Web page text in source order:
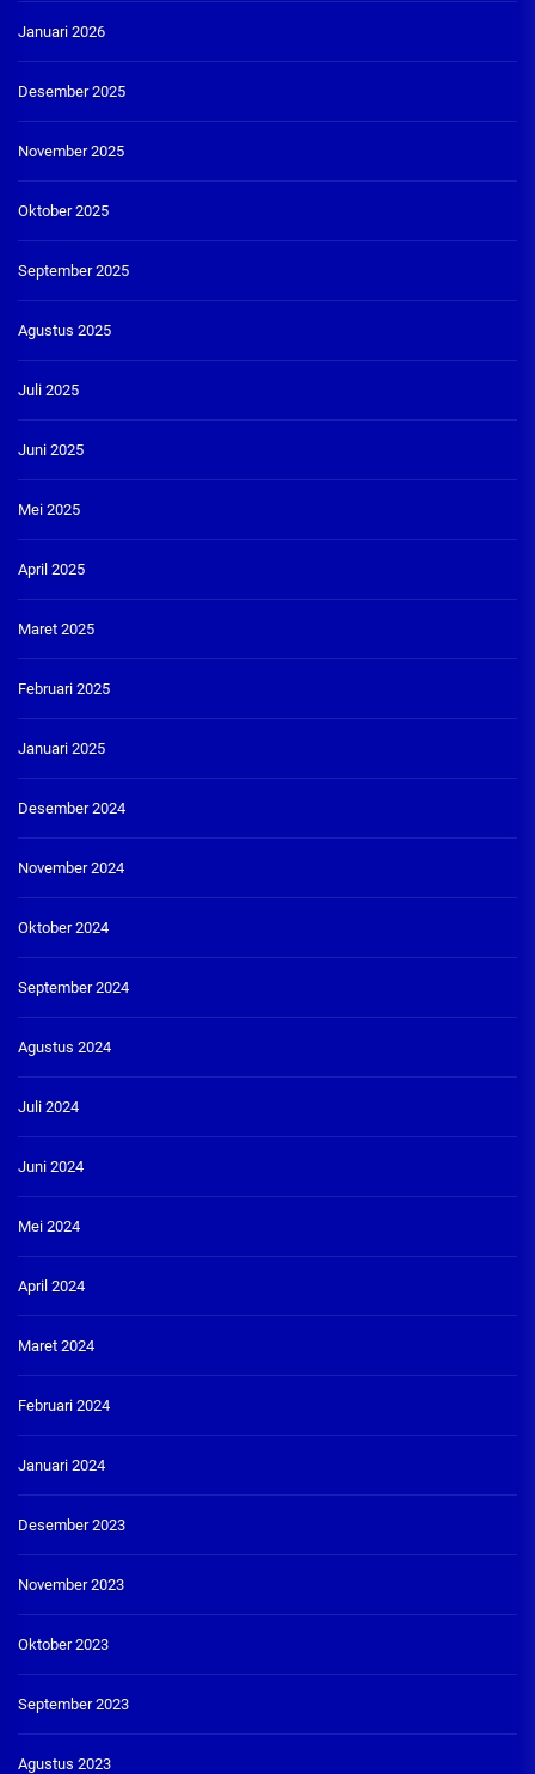
Januari 2026
Desember 2025
November 2025
Oktober 2025
September 2025
Agustus 2025
Juli 2025
Juni 2025
Mei 2025
April 2025
Maret 2025
Februari 2025
Januari 2025
Desember 2024
November 2024
Oktober 2024
September 2024
Agustus 2024
Juli 2024
Juni 2024
Mei 2024
April 2024
Maret 2024
Februari 2024
Januari 2024
Desember 2023
November 2023
Oktober 2023
September 2023
Agustus 2023